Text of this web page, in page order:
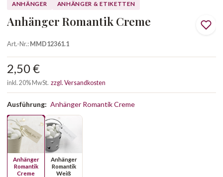
ANHÄNGER ANHÄNGER & ETIKETTEN
Anhänger Romantik Creme
Art.-Nr.:MMD12361.1
2,50 €
inkl. 20% MwSt. zzgl. Versandkosten
Ausführung: Anhänger Romantik Creme
Anhänger
Romantik
Creme
Anhänger
Romantik
Weiß